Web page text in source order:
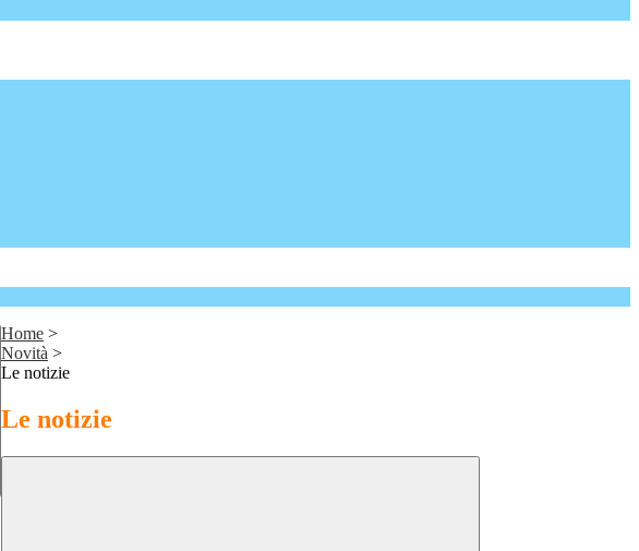
Home >
Novità >
Le notizie
Le notizie